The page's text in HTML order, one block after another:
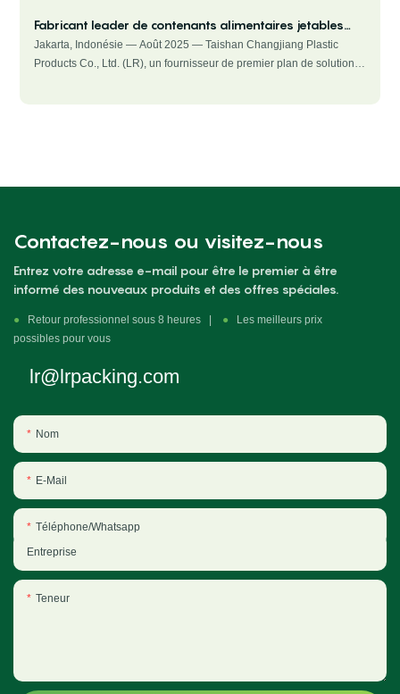
Fabricant leader de contenants alimentaires jetables
dans le cadre de l'IIGHE 2025
Jakarta, Indonésie — Août 2025 — Taishan Changjiang Plastic
Products Co., Ltd. (LR), un fournisseur de premier plan de solutions
Contactez-nous ou visitez-nous
Entrez votre adresse e-mail pour être le premier à être
informé des nouveaux produits et des offres spéciales.
● Retour professionnel sous 8 heures | ●
Les meilleurs prix
possibles pour vous
lr@lrpacking.com
Nom
E-Mail
Téléphone/Whatsapp
Entreprise
Teneur